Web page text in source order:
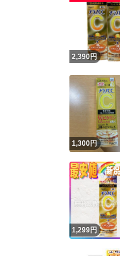
2,390円
1,300円
1,299円